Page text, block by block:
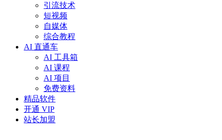
引流技术
短视频
自媒体
综合教程
AI 直通车
AI 工具箱
AI 课程
AI 项目
免费资料
精品软件
开通 VIP
站长加盟